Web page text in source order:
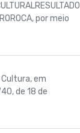
por meio
Cultura, em
de 18 de